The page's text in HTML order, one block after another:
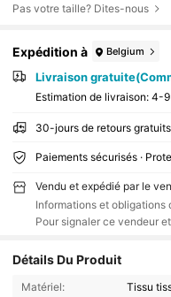
Pas votre taille? Dites-nous
Expédition à Belgium
Livraison
Estimation de livraison: 4-9
30-jours de retours gratuits
Paiements sécurisés ·
Vendu et expédié par le
Informations et obligations
Pour signaler ce vendeur
Détails Du Produit
Matériel:
Tissu